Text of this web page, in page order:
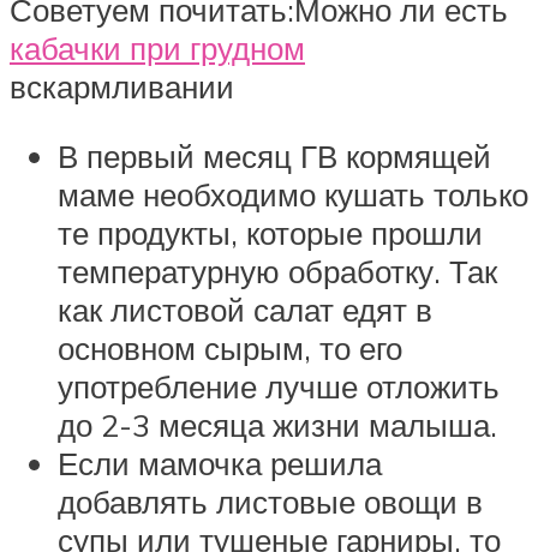
Советуем почитать:Можно ли есть
кабачки при грудном
вскармливании
В первый месяц ГВ кормящей
маме необходимо кушать только
те продукты, которые прошли
температурную обработку. Так
как листовой салат едят в
основном сырым, то его
употребление лучше отложить
до 2-3 месяца жизни малыша.
Если мамочка решила
добавлять листовые овощи в
супы или тушеные гарниры, то